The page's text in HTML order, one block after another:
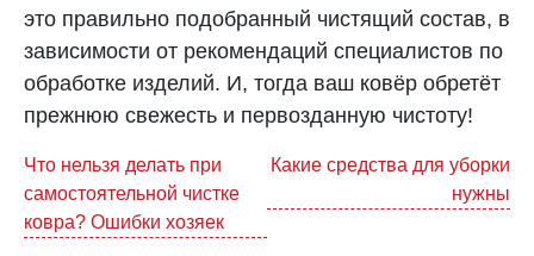
это правильно подобранный чистящий состав, в
зависимости от рекомендаций специалистов по
обработке изделий. И, тогда ваш ковёр обретёт
прежнюю свежесть и первозданную чистоту!
Навигация
по
записям
Что нельзя делать при
самостоятельной чистке
ковра? Ошибки хозяек
Какие средства для уборки
нужны